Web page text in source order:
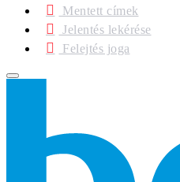
Mentett címek
Jelentés lekérése
Felejtés joga